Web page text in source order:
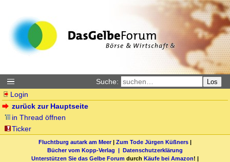
Suche: Los
Login
zurück zur Hauptseite
in Thread öffnen
Ticker
Fluchtburg autark am Meer| Zum Tode Jürgen Küßners |
Bücher vom Kopp-Verlag | Datenschutzerklärung
Unterstützen Sie das Gelbe Forum durch Käufe bei Amazon! |